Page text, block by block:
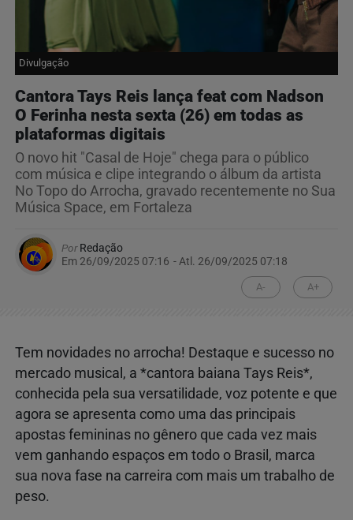
Divulgação
Cantora Tays Reis lança feat com Nadson
O Ferinha nesta sexta (26) em todas as
plataformas digitais
O novo hit "Casal de Hoje" chega para o público
com música e clipe integrando o álbum da artista
No Topo do Arrocha, gravado recentemente no Sua
Música Space, em Fortaleza
PorRedação
Em 26/09/2025 07:16 - Atl. 26/09/2025 07:18
A- A+
Tem novidades no arrocha! Destaque e sucesso no
mercado musical, a *cantora baiana Tays Reis*,
conhecida pela sua versatilidade, voz potente e que
agora se apresenta como uma das principais
apostas femininas no gênero que cada vez mais
vem ganhando espaços em todo o Brasil, marca
sua nova fase na carreira com mais um trabalho de
peso.